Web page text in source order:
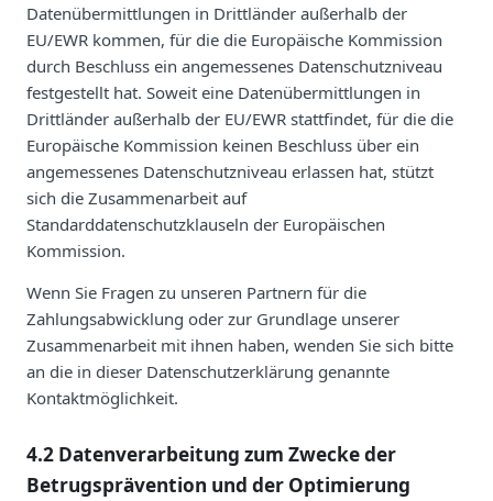
Datenübermittlungen in Drittländer außerhalb der
EU/EWR kommen, für die die Europäische Kommission
durch Beschluss ein angemessenes Datenschutzniveau
festgestellt hat. Soweit eine Datenübermittlungen in
Drittländer außerhalb der EU/EWR stattfindet, für die die
Europäische Kommission keinen Beschluss über ein
angemessenes Datenschutzniveau erlassen hat, stützt
sich die Zusammenarbeit auf
Standarddatenschutzklauseln der Europäischen
Kommission.
Wenn Sie Fragen zu unseren Partnern für die
Zahlungsabwicklung oder zur Grundlage unserer
Zusammenarbeit mit ihnen haben, wenden Sie sich bitte
an die in dieser Datenschutzerklärung genannte
Kontaktmöglichkeit.
4.2 Datenverarbeitung zum Zwecke der
Betrugsprävention und der Optimierung